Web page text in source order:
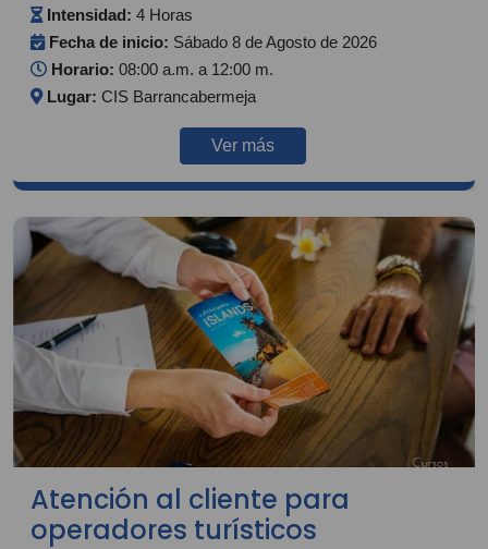
Intensidad: 4 Horas
Fecha de inicio: Sábado 8 de Agosto de 2026
Horario: 08:00 a.m. a 12:00 m.
Lugar: CIS Barrancabermeja
Ver más
Atención al cliente para
operadores turísticos